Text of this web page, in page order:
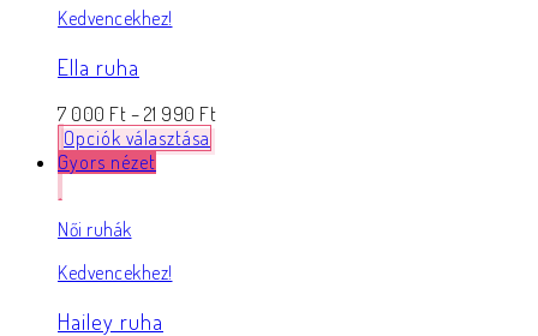
Kedvencekhez!
Ella ruha
7 000 Ft – 21 990 Ft
Opciók választása
Gyors nézet
Női ruhák
Kedvencekhez!
Hailey ruha